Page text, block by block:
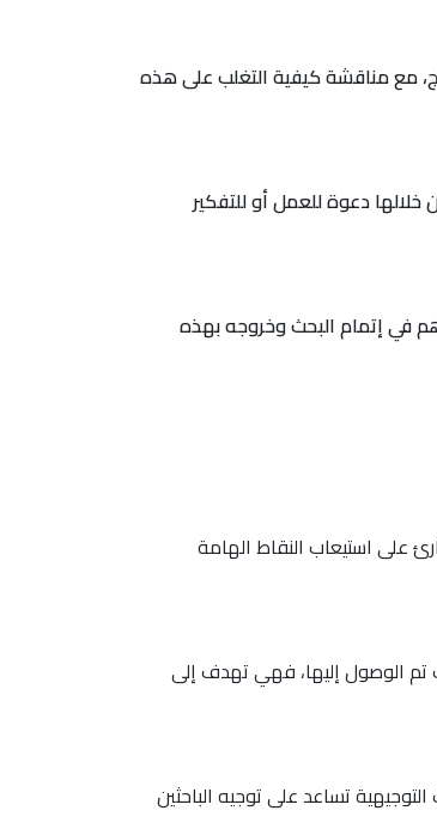
مع مناقشة كيفية التغلب على هذه
دعوة للعمل أو للتفكير
في إتمام البحث وخروجه بهذه
على استيعاب النقاط الهامة
تم الوصول إليها، فهي تهدف إلى
تساعد على توجيه الباحثين